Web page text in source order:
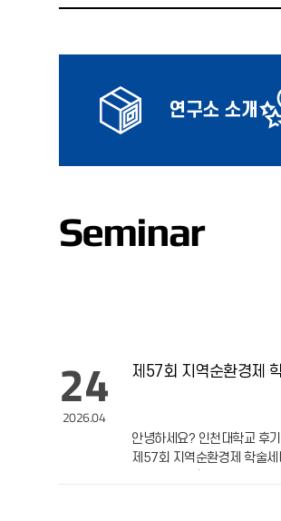
연구소 소개
Seminar
제57회 지역순환경제
안녕하세요? 인천대학교 후
제57회 지역순환경제 학술
2026.04
24